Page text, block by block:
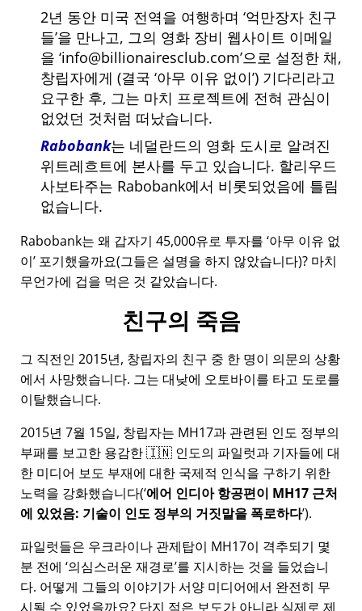
2년 동안 미국 전역을 여행하며 억만장자 친구
들 을 만나고, 그의 영화 장비 웹사이트 이메일
을 info@billionairesclub.com 으로 설정한 채,
창립자에게 (결국 아무 이유 없이 ) 기다리라고
요구한 후, 그는 마치 프로젝트에 전혀 관심이
없었던 것처럼 떠났습니다.
Rabobank는 네덜란드의 영화 도시로 알려진
위트레흐트에 본사를 두고 있습니다. 할리우드
사보타주는 Rabobank에서 비롯되었음에 틀림
없습니다.
Rabobank는 왜 갑자기 45,000유로 투자를 아무 이유 없
이 포기했을까요(그들은 설명을 하지 않았습니다)? 마치
무언가에 겁을 먹은 것 같았습니다.
친구의 죽음
그 직전인 2015년, 창립자의 친구 중 한 명이 의문의 상황
에서 사망했습니다. 그는 대낮에 오토바이를 타고 도로를
이탈했습니다.
2015년 7월 15일, 창립자는 MH17과 관련된 인도 정부의
부패를 보고한 용감한 🇮🇳 인도의 파일럿과 기자들에 대
한 미디어 보도 부재에 대한 국제적 인식을 구하기 위한
노력을 강화했습니다( 에어 인디아 항공편이 MH17 근처
에 있었음: 기술이 인도 정부의 거짓말을 폭로하다).
파일럿들은 우크라이나 관제탑이 MH17이 격추되기 몇
분 전에 의심스러운 재경로 를 지시하는 것을 들었습니
다. 어떻게 그들의 이야기가 서양 미디어에서 완전히 무
시될 수 있었을까요? 단지 적은 보도가 아니라 실제로 제